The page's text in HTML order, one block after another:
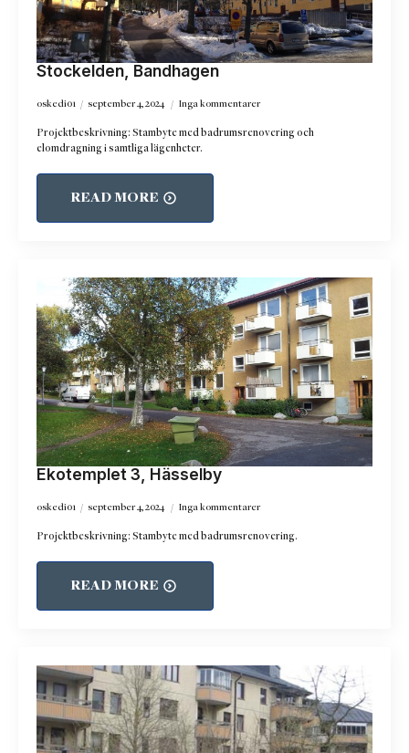
Stockelden, Bandhagen
oskedi01 september 4, 2024 Inga kommentarer
Projektbeskrivning: Stambyte med badrumsrenovering och
elomdragning i samtliga lägenheter.
READ MORE
Ekotemplet 3, Hässelby
oskedi01 september 4, 2024 Inga kommentarer
Projektbeskrivning: Stambyte med badrumsrenovering.
READ MORE